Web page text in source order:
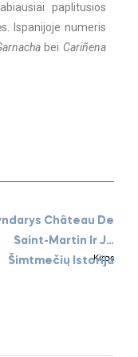
paplitusios
Ispanijoje numeris
bei Cariñena
Kitas
Château De
Saint-Martin Ir Jo
Šimtmečių Istorija